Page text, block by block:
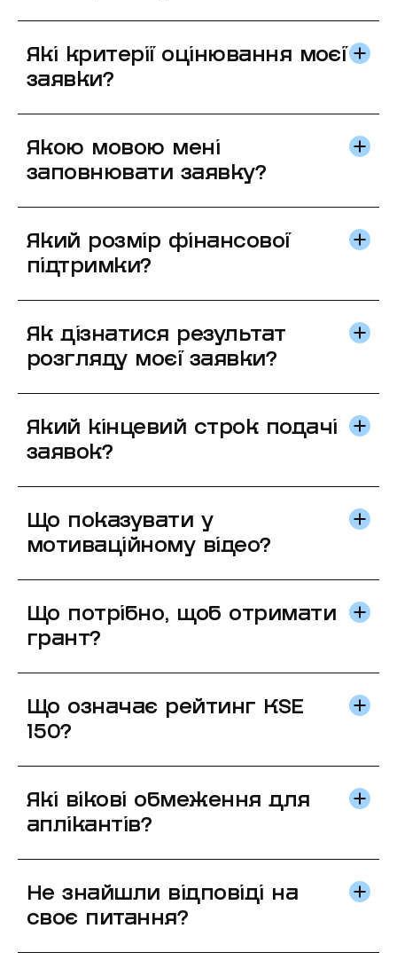
Які критерії оцінювання моєї
заявки?
Якою мовою мені
заповнювати заявку?
Який розмір фінансової
підтримки?
Як дізнатися результат
розгляду моєї заявки?
Який кінцевий строк подачі
заявок?
Що показувати у
мотиваційному відео?
Що потрібно, щоб отримати
грант?
Що означає рейтинг KSE
150?
Які вікові обмеження для
аплікантів?
Не знайшли відповіді на
своє питання?